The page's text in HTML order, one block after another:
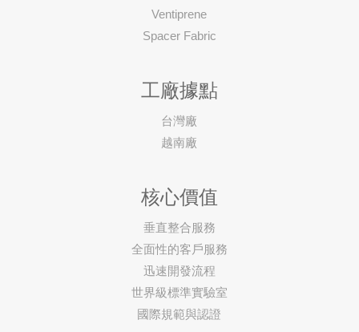
Ventiprene
Spacer Fabric
工廠據點
台灣廠
越南廠
核心價值
垂直整合服務
全面性的客戶服務
迅速開發流程
世界級標準實驗室
國際規範與認證